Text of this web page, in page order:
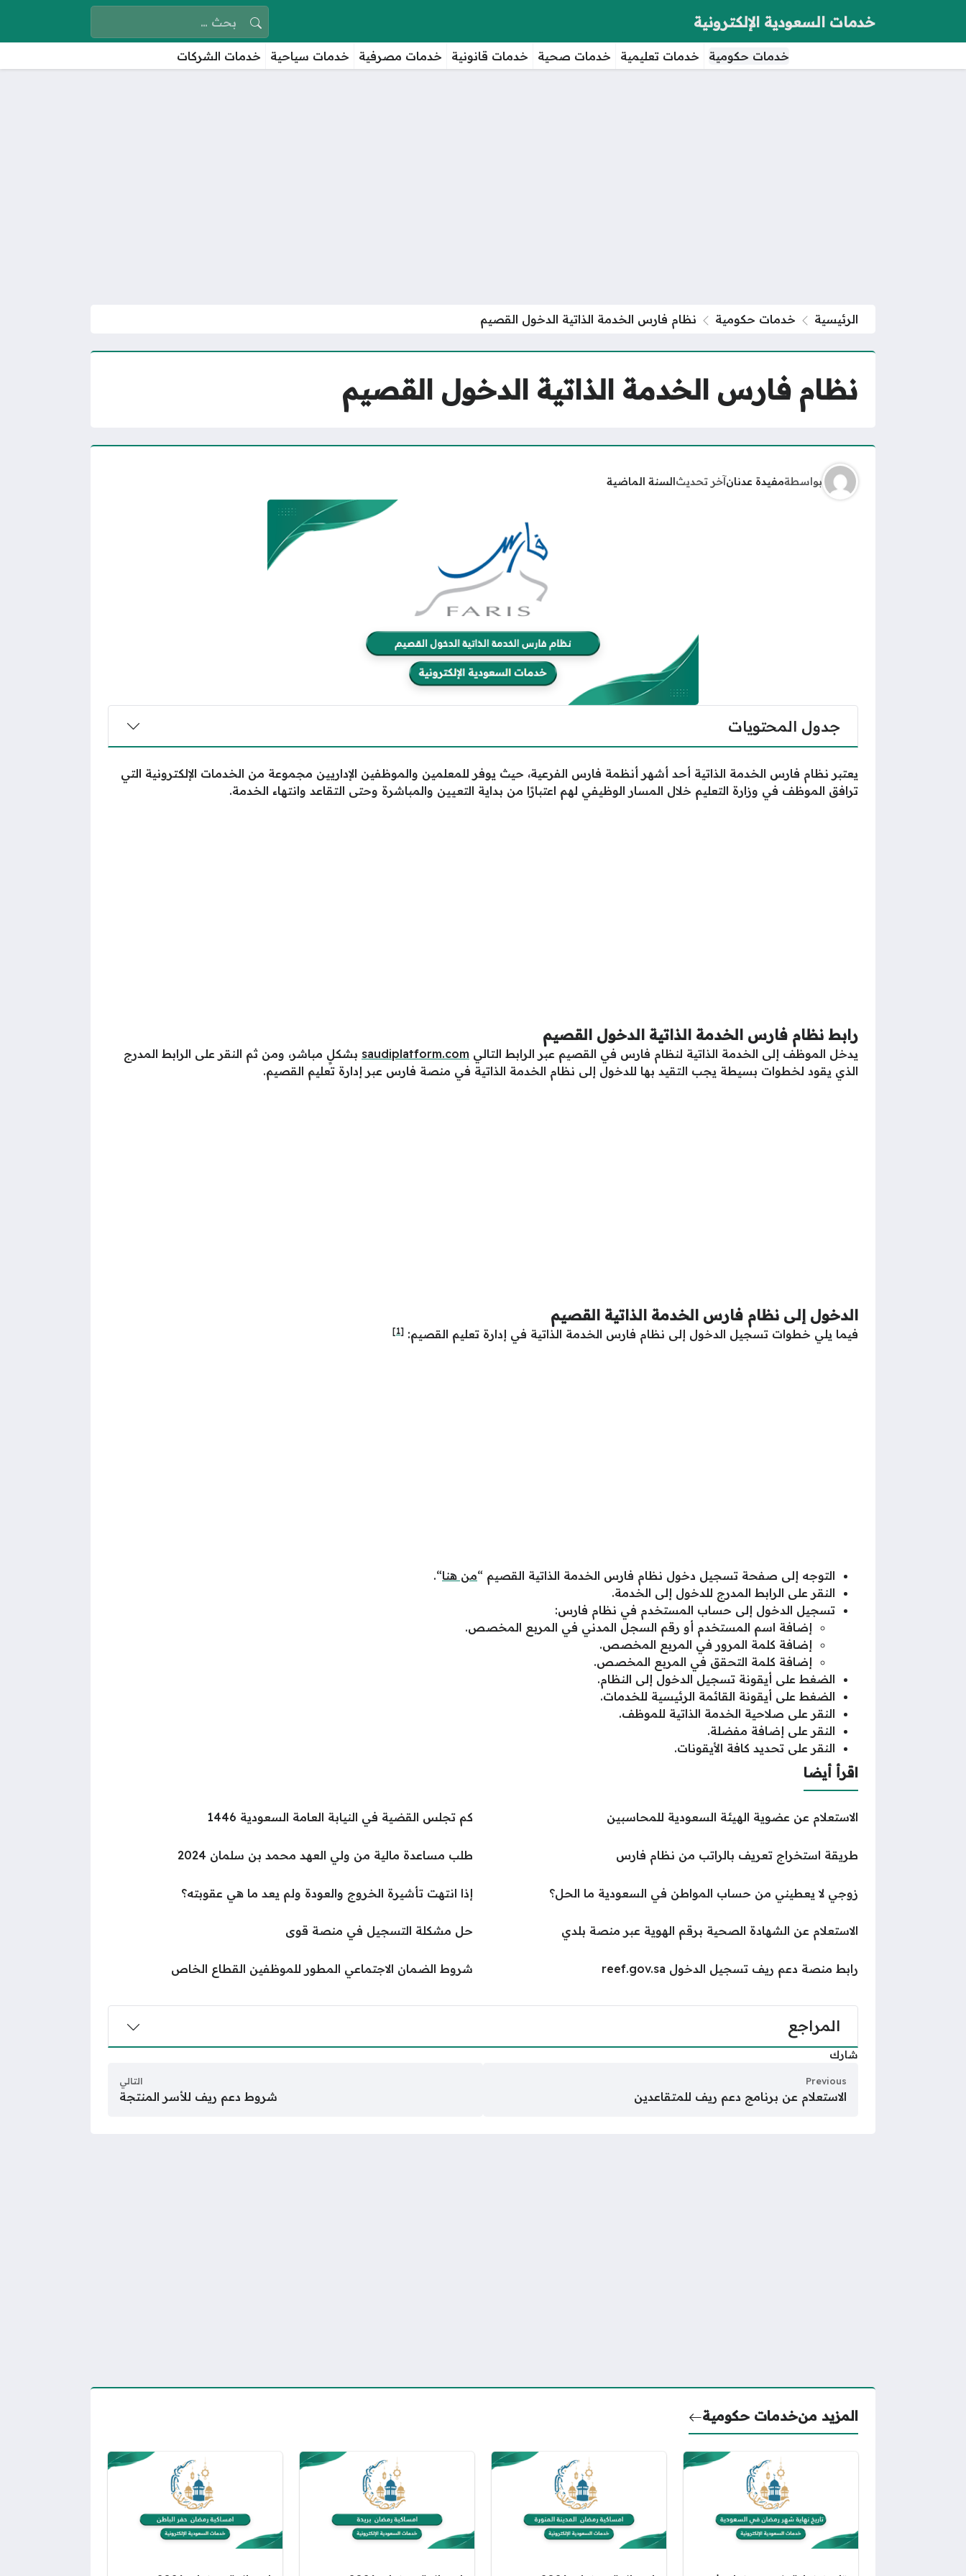
خدمات السعودية الإلكترونية البحث عن:
خدمات حكومية خدمات تعليمية خدمات صحية خدمات قانونية خدمات مصرفية خدمات سياحية خدمات الشركات
الرئيسية خدمات حكومية نظام فارس الخدمة الذاتية الدخول القصيم
نظام فارس الخدمة الذاتية الدخول القصيم
بواسطةمفيدة عدنانآخر تحديثالسنة الماضية
جدول المحتويات
يعتبر نظام فارس الخدمة الذاتية أحد أشهر أنظمة فارس الفرعية، حيث يوفر للمعلمين والموظفين الإداريين مجموعة من الخدمات الإلكترونية التي
ترافق الموظف في وزارة التعليم خلال المسار الوظيفي لهم اعتبارًا من بداية التعيين والمباشرة وحتى التقاعد وانتهاء الخدمة.
رابط نظام فارس الخدمة الذاتية الدخول القصيم
يدخل الموظف إلى الخدمة الذاتية لنظام فارس في القصيم عبر الرابط التالي saudiplatform.com بشكلٍ مباشر، ومن ثم النقر على الرابط المدرج
الذي يقود لخطوات بسيطة يجب التقيد بها للدخول إلى نظام الخدمة الذاتية في منصة فارس عبر إدارة تعليم القصيم.
الدخول إلى نظام فارس الخدمة الذاتية القصيم
فيما يلي خطوات تسجيل الدخول إلى نظام فارس الخدمة الذاتية في إدارة تعليم القصيم: [1]
التوجه إلى صفحة تسجيل دخول نظام فارس الخدمة الذاتية القصيم “من هنا“.
النقر على الرابط المدرج للدخول إلى الخدمة.
تسجيل الدخول إلى حساب المستخدم في نظام فارس:
إضافة اسم المستخدم أو رقم السجل المدني في المربع المخصص.
إضافة كلمة المرور في المربع المخصص.
إضافة كلمة التحقق في المربع المخصص.
الضغط على أيقونة تسجيل الدخول إلى النظام.
الضغط على أيقونة القائمة الرئيسية للخدمات.
النقر على صلاحية الخدمة الذاتية للموظف.
النقر على إضافة مفضلة.
النقر على تحديد كافة الأيقونات.
اقرأ أيضا
الاستعلام عن عضوية الهيئة السعودية للمحاسبين كم تجلس القضية في النيابة العامة السعودية 1446
طريقة استخراج تعريف بالراتب من نظام فارس طلب مساعدة مالية من ولي العهد محمد بن سلمان 2024
زوجي لا يعطيني من حساب المواطن في السعودية ما الحل؟ إذا انتهت تأشيرة الخروج والعودة ولم يعد ما هي عقوبته؟
الاستعلام عن الشهادة الصحية برقم الهوية عبر منصة بلدي حل مشكلة التسجيل في منصة قوى
رابط منصة دعم ريف تسجيل الدخول reef.gov.sa شروط الضمان الاجتماعي المطور للموظفين القطاع الخاص
المراجع
شارك
Previous
الاستعلام عن برنامج دعم ريف للمتقاعدين
التالي
شروط دعم ريف للأسر المنتجة
المزيد منخدمات حكومية